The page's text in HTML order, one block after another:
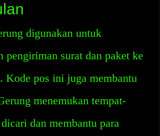
digunakan untuk
pengiriman surat dan paket ke
Kode pos ini juga membantu
menemukan tempat-
dan membantu para